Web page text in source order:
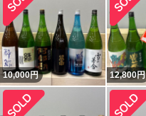
10,000円 12,800円